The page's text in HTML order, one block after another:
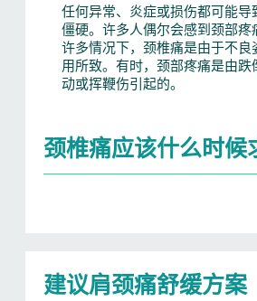
任何异常、炎症或损伤都可能导
僵硬。许多人偶尔会感到颈部疼
许多情况下，颈椎痛是由于不良
用所致。有时，颈部疼痛是由跌
动或挥鞭伤引起的。
颈椎痛应该什么时候
建议肩颈痛舒缓方案